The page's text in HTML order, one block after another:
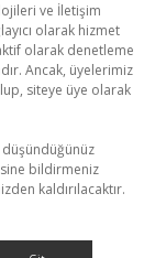
ve İletişim
olarak hizmet
olarak denetleme
Ancak, üyelerimiz
siteye üye olarak
düşündüğünüz
bildirmeniz
kaldırılacaktır.